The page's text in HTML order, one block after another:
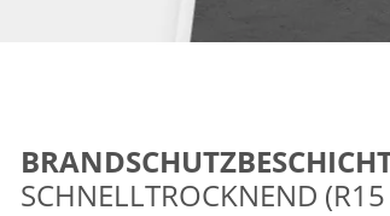
SCHNELLTROCKNEND